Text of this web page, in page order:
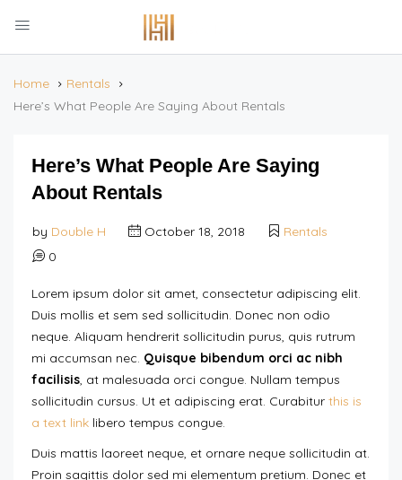
Home
Rentals
Here’s What People Are Saying About Rentals
Here’s What People Are Saying
About Rentals
by Double H October 18, 2018
Rentals
0
Lorem ipsum dolor sit amet, consectetur adipiscing elit.
Duis mollis et sem sed sollicitudin. Donec non odio
neque. Aliquam hendrerit sollicitudin purus, quis rutrum
mi accumsan nec. Quisque bibendum orci ac nibh
facilisis, at malesuada orci congue. Nullam tempus
sollicitudin cursus. Ut et adipiscing erat. Curabitur this is
a text link libero tempus congue.
Duis mattis laoreet neque, et ornare neque sollicitudin at.
Proin sagittis dolor sed mi elementum pretium. Donec et